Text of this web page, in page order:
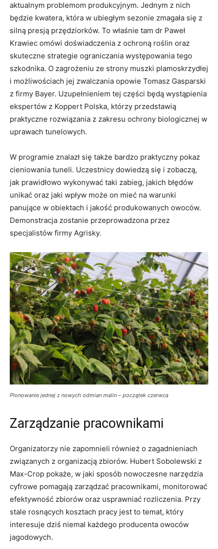
aktualnym problemom produkcyjnym. Jednym z nich
będzie kwatera, która w ubiegłym sezonie zmagała się z
silną presją przędziorków. To właśnie tam dr Paweł
Krawiec omówi doświadczenia z ochroną roślin oraz
skuteczne strategie ograniczania występowania tego
szkodnika. O zagrożeniu ze strony muszki plamoskrzydłej
i możliwościach jej zwalczania opowie Tomasz Gasparski
z firmy Bayer. Uzupełnieniem tej części będą wystąpienia
ekspertów z Koppert Polska, którzy przedstawią
praktyczne rozwiązania z zakresu ochrony biologicznej w
uprawach tunelowych.
W programie znalazł się także bardzo praktyczny pokaz
cieniowania tuneli. Uczestnicy dowiedzą się i zobaczą,
jak prawidłowo wykonywać taki zabieg, jakich błędów
unikać oraz jaki wpływ może on mieć na warunki
panujące w obiektach i jakość produkowanych owoców.
Demonstracja zostanie przeprowadzona przez
specjalistów firmy Agrisky.
Plonowanie jednej z nowych odmian malin – początek czerwca
Zarządzanie pracownikami
Organizatorzy nie zapomnieli również o zagadnieniach
związanych z organizacją zbiorów. Hubert Sobolewski z
Max-Crop pokaże, w jaki sposób nowoczesne narzędzia
cyfrowe pomagają zarządzać pracownikami, monitorować
efektywność zbiorów oraz usprawniać rozliczenia. Przy
stale rosnących kosztach pracy jest to temat, który
interesuje dziś niemal każdego producenta owoców
jagodowych.